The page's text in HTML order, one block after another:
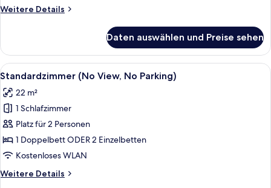
people)
Weitere Details
Weitere
Zweibettzimmer,
Zutritt
zur
Lounge
(3
Daten auswählen und Preise sehen
Alle
Fotos
für
Standardzimmer
(No
View,
No
anzeigen
Ein Hotelzimmer mit einem großen
3
Standardzimmer (No View, No Parking)
22 m²
1 Schlafzimmer
Platz für 2 Personen
1 Doppelbett ODER 2 Einzelbetten
Kostenloses WLAN
Weitere Details
Weitere